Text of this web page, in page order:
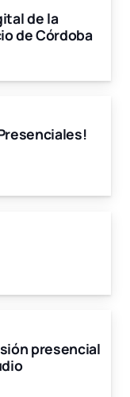
de la
de Córdoba
presencial